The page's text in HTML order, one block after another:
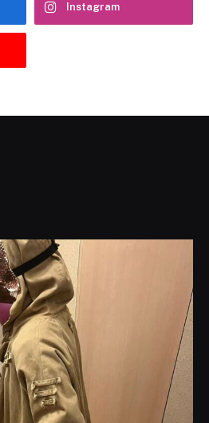
Instagram
dobryhorror
Lis 1